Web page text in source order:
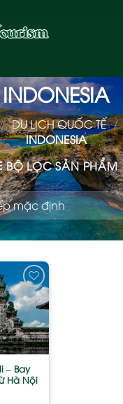
INDONESIA
/ DU LỊCH QUỐC TẾ /
INDONESIA
BỘ LỌC SẢN PHẨM
Add
to
wishlist
– Bay
Hà Nội